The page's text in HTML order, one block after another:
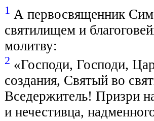
1 А первосвященник
святилищем и
молитву:
2 «Господи, Господи,
создания, Святый во
Вседержитель! Призри
и нечестивца,